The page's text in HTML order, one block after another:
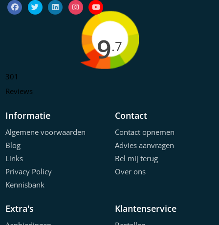
9.7
301
Reviews
Informatie
Algemene voorwaarden
Blog
Links
Privacy Policy
Kennisbank
Contact
Contact opnemen
Advies aanvragen
Bel mij terug
Over ons
Extra's Klantenservice